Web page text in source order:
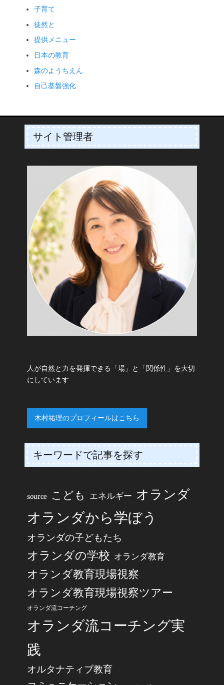
子育て
徒然と
提供メニュー
日本の教育
森のようちえん
自己基盤強化
サイト管理者
人が自然と力を発揮できる「場」と「関係性」を大切
にしています
木村祐理のプロフィールはこちら
キーワードで記事を探す
source こども エネルギー オランダ
オランダから学ぼう
オランダの子どもたち
オランダの学校 オランダ教育
オランダ教育現場視察
オランダ教育現場視察ツアー
オランダ流コーチング
オランダ流コーチング実
践
オルタナティブ教育